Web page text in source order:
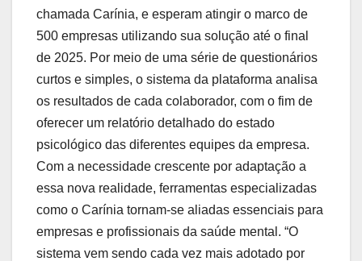
chamada Carínia, e esperam atingir o marco de
500 empresas utilizando sua solução até o final
de 2025. Por meio de uma série de questionários
curtos e simples, o sistema da plataforma analisa
os resultados de cada colaborador, com o fim de
oferecer um relatório detalhado do estado
psicológico das diferentes equipes da empresa.
Com a necessidade crescente por adaptação a
essa nova realidade, ferramentas especializadas
como o Carínia tornam-se aliadas essenciais para
empresas e profissionais da saúde mental. “O
sistema vem sendo cada vez mais adotado por